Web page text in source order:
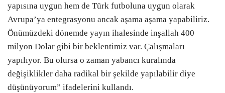
yapısına uygun hem de Türk futboluna uygun olarak
Avrupa’ya entegrasyonu ancak aşama aşama yapabiliriz.
Önümüzdeki dönemde yayın ihalesinde inşallah 400
milyon Dolar gibi bir beklentimiz var. Çalışmaları
yapılıyor. Bu olursa o zaman yabancı kuralında
değişiklikler daha radikal bir şekilde yapılabilir diye
düşünüyorum” ifadelerini kullandı.